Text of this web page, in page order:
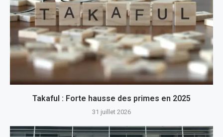
Takaful : Forte hausse des primes en 2025
31 juillet 2026